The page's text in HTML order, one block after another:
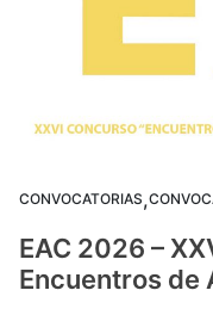
CONVOCATORIAS,
EAC 2026 –
Encuentros de